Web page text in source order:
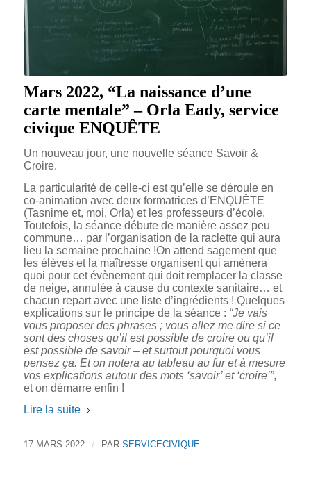
Mars 2022, “La naissance d’une
carte mentale” – Orla Eady, service
civique ENQUÊTE
Un nouveau jour, une nouvelle séance Savoir &
Croire.
La particularité de celle-ci est qu’elle se déroule en
co-animation avec deux formatrices d’ENQUÊTE
(Tasnime et, moi, Orla) et les professeurs d’école.
Toutefois, la séance débute de manière assez peu
commune… par l’organisation de la raclette qui aura
lieu la semaine prochaine !On attend sagement que
les élèves et la maîtresse organisent qui amènera
quoi pour cet évènement qui doit remplacer la classe
de neige, annulée à cause du contexte sanitaire… et
chacun repart avec une liste d’ingrédients ! Quelques
explications sur le principe de la séance : “Je vais
vous proposer des phrases ; vous allez me dire si ce
sont des choses qu’il est possible de croire ou qu’il
est possible de savoir – et surtout pourquoi vous
pensez ça. Et on notera au tableau au fur et à mesure
vos explications autour des mots ‘savoir’ et ‘croire’”,
et on démarre enfin !
Lire la suite
17 MARS 2022 / PAR SERVICECIVIQUE